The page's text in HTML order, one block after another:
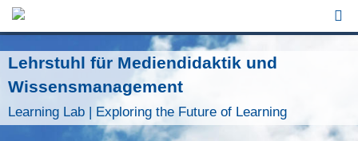
Jump to Navigation
Lehrstuhl für Mediendidaktik und
Wissensmanagement
Learning Lab | Exploring the Future of Learning